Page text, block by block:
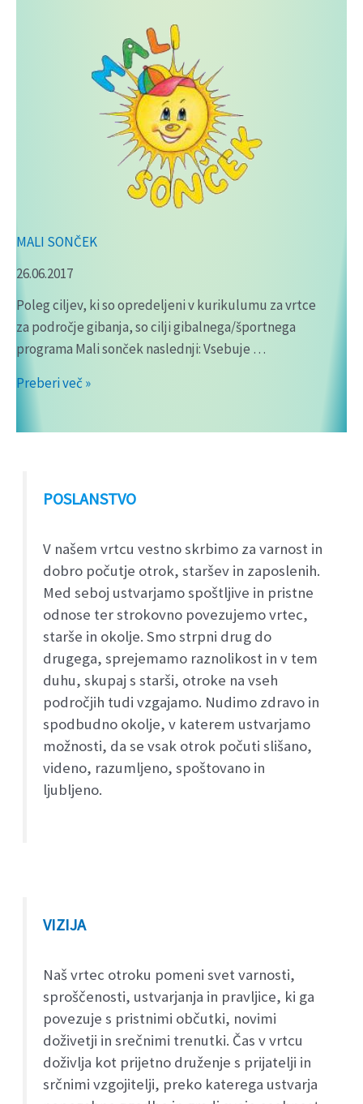
MALI SONČEK
26.06.2017
Poleg ciljev, ki so opredeljeni v kurikulumu za vrtce
za področje gibanja, so cilji gibalnega/športnega
programa Mali sonček naslednji: Vsebuje …
MALI
Preberi več »
POSLANSTVO
V našem vrtcu vestno skrbimo za varnost in
dobro počutje otrok, staršev in zaposlenih.
Med seboj ustvarjamo spoštljive in pristne
odnose ter strokovno povezujemo vrtec,
starše in okolje. Smo strpni drug do
drugega, sprejemamo raznolikost in v tem
duhu, skupaj s starši, otroke na vseh
področjih tudi vzgajamo. Nudimo zdravo in
spodbudno okolje, v katerem ustvarjamo
možnosti, da se vsak otrok počuti slišano,
videno, razumljeno, spoštovano in
ljubljeno.
VIZIJA
Naš vrtec otroku pomeni svet varnosti,
sproščenosti, ustvarjanja in pravljice, ki ga
povezuje s pristnimi občutki, novimi
doživetji in srečnimi trenutki. Čas v vrtcu
doživlja kot prijetno druženje s prijatelji in
srčnimi vzgojitelji, preko katerega ustvarja